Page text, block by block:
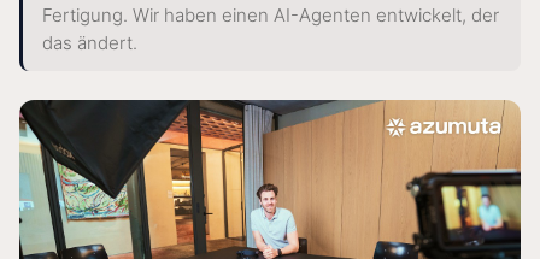
Fertigung. Wir haben einen AI-Agenten entwickelt, der
das ändert.